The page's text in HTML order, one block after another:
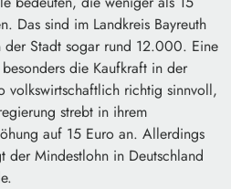
Das sind im Landkreis Bayreuth
Stadt sogar rund 12.000. Eine
die Kaufkraft in der
volkswirtschaftlich richtig sinnvoll,
strebt in ihrem
auf 15 Euro an. Allerdings
Mindestlohn in Deutschland